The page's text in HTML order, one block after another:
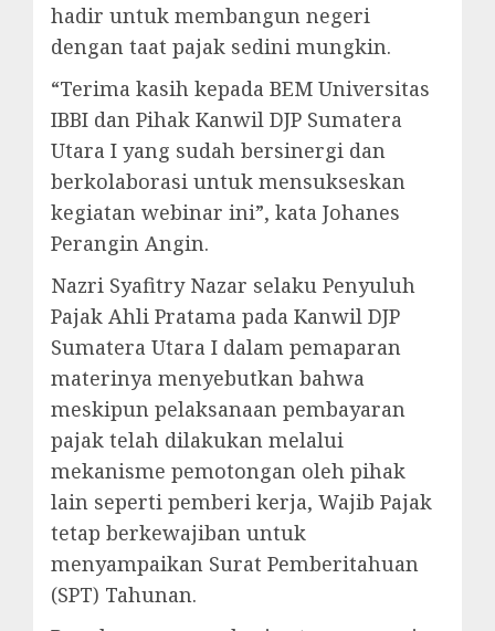
hadir untuk membangun negeri
dengan taat pajak sedini mungkin.
“Terima kasih kepada BEM Universitas
IBBI dan Pihak Kanwil DJP Sumatera
Utara I yang sudah bersinergi dan
berkolaborasi untuk mensukseskan
kegiatan webinar ini”, kata Johanes
Perangin Angin.
Nazri Syafitry Nazar selaku Penyuluh
Pajak Ahli Pratama pada Kanwil DJP
Sumatera Utara I dalam pemaparan
materinya menyebutkan bahwa
meskipun pelaksanaan pembayaran
pajak telah dilakukan melalui
mekanisme pemotongan oleh pihak
lain seperti pemberi kerja, Wajib Pajak
tetap berkewajiban untuk
menyampaikan Surat Pemberitahuan
(SPT) Tahunan.